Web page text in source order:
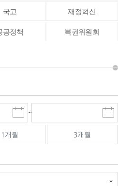
국고 재정혁신
공정책 복권위원회
시
작
일
선
~
종
료
선
1개월 3개월